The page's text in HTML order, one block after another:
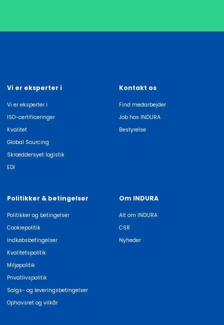
Vi er eksperter i
Vi er eksperter i
ISO-certificeringer
Kvalitet
Global Sourcing
Skræddersyet logistik
EDI
Kontakt os
Find medarbejder
Job hos INDURA
Bestyrelse
Politikker & betingelser
Politikker og betingelser
Cookiepolitik
Indkøbsbetingelser
Kvalitetspolitik
Miljøpolitik
Privatlivspolitik
Salgs- og leveringsbetingelser
Ophavsret og vilkår
Om INDURA
Alt om INDURA
CSR
Nyheder